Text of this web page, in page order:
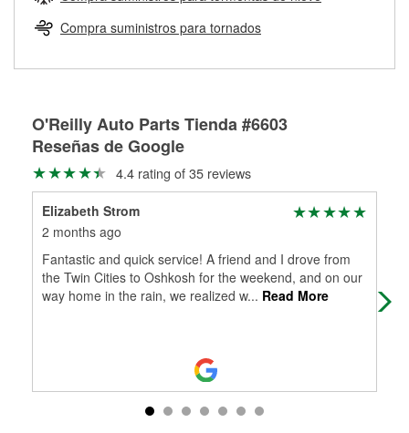
Herramientas de O'Reilly
pueden ser reutilizados, podemos ayudarte a encontrar las
partes de reemplazo correctas para tu reparación.
Rectificación de tambores y discos de freno
Compra suministros para tornados
O'Reilly Auto Parts Tienda #6603
Reseñas de Google
4.4 rating of 35 reviews
Elizabeth Strom
2 months ago
Fantastic and quick service! A friend and I drove from
the Twin Cities to Oshkosh for the weekend, and on our
way home in the rain, we realized w... Read More